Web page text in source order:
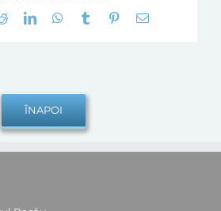
RedditLinkedInWhatsApp
Tumblr Pinterest
E-